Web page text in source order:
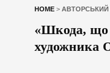
HOME > АВТОРСЬКИЙ
«Шкода, що
художника